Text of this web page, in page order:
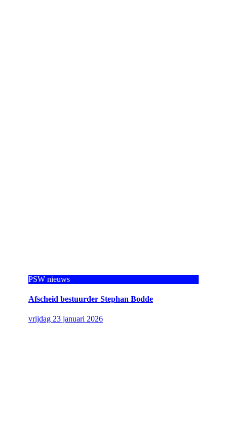
PSW nieuws
Afscheid bestuurder Stephan Bodde
vrijdag 23 januari 2026